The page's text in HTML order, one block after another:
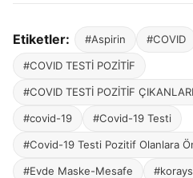
Etiketler: #Aspirin #COVID
#COVID TESTİ POZİTİF
#COVID TESTİ POZİTİF
#covid-19 #Covid-19 Testi
#Covid-19 Testi Pozitif Olanlara
#Evde Maske-Mesafe